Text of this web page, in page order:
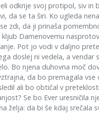
odkrije svoj protipol, siv in
da se ta širi. Ko ugleda
zdi, da ji prinaša
kljub Damenovemu
Pot jo vodi v daljno
doslej ni vedela, a vendar
Bo njena duhovna moč
da bo premagala vse
ali bo obtičal v
Se bo Ever uresničila
želja: da bi še kdaj srečala